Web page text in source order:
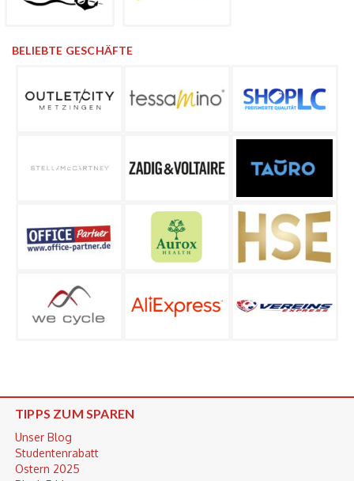
BELIEBTE GESCHÄFTE
TIPPS ZUM SPAREN
Unser Blog
Studentenrabatt
Ostern 2025